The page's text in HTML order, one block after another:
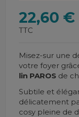
22,60 €
TTC
Misez-sur une
votre foyer
lin PAROSde
Subtile et
délicatement
cosy pleine de